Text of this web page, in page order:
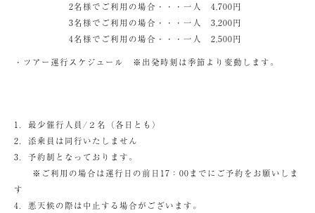
2名様でご利用の場合・・・一人 4,700円
3名様でご利用の場合・・・一人 3,200円
4名様でご利用の場合・・・一人 2,500円
・ツアー運行スケジュール ※出発時刻は季節より変動します。
1．最少催行人員/２名（各日とも）
2．添乗員は同行いたしません
3．予約制となっております。
※ご利用の場合は運行日の前日17：00までにご予約をお願いしま
す
4．悪天候の際は中止する場合がございます。